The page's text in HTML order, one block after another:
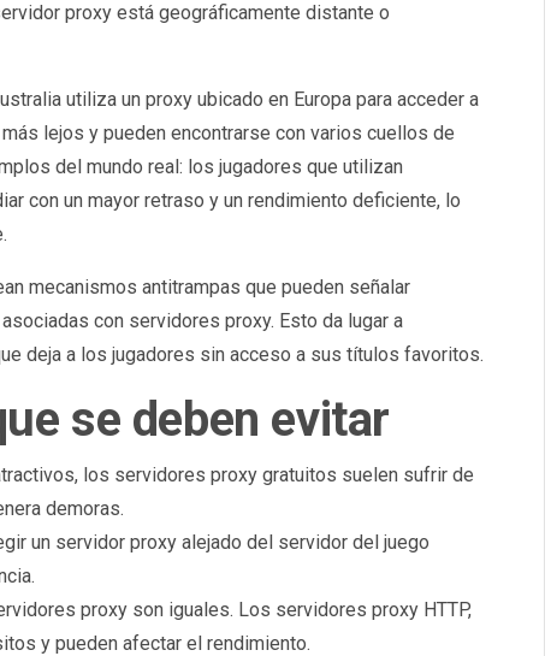
proxy está geográficamente distante o
utiliza un proxy ubicado en Europa para acceder a
lejos y pueden encontrarse con varios cuellos de
del mundo real: los jugadores que utilizan
con un mayor retraso y un rendimiento deficiente, lo
mecanismos antitrampas que pueden señalar
con servidores proxy. Esto da lugar a
deja a los jugadores sin acceso a sus títulos favoritos.
se deben evitar
los servidores proxy gratuitos suelen sufrir de
demoras.
un servidor proxy alejado del servidor del juego
proxy son iguales. Los servidores proxy HTTP,
y pueden afectar el rendimiento.